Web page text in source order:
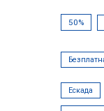
50%
Ескада